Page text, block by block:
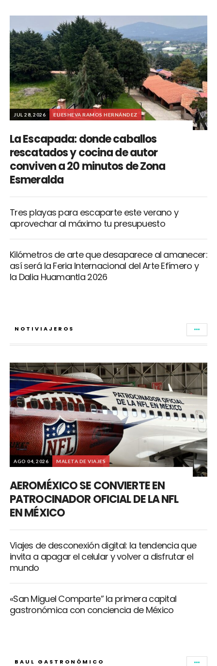
JUL 28, 2026 ELIESHEVA RAMOS HERNÁNDEZ
La Escapada: donde caballos
rescatados y cocina de autor
conviven a 20 minutos de Zona
Esmeralda
Tres playas para escaparte este verano y
aprovechar al máximo tu presupuesto
Kilómetros de arte que desaparece al amanecer:
así será la Feria Internacional del Arte Efímero y
la Dalia Huamantla 2026
NOTIVIAJEROS
AGO 04, 2026 MALETA DE VIAJES
AEROMÉXICO SE CONVIERTE EN
PATROCINADOR OFICIAL DE LA NFL
EN MÉXICO
Viajes de desconexión digital: la tendencia que
invita a apagar el celular y volver a disfrutar el
mundo
«San Miguel Comparte” la primera capital
gastronómica con conciencia de México
BAUL GASTRONÓMICO